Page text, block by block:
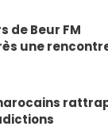
de Beur FM
une